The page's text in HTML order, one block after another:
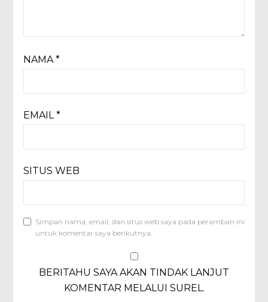
NAMA*
EMAIL*
SITUS WEB
Simpan nama, email, dan situs web saya pada peramban ini
untuk komentar saya berikutnya.
BERITAHU SAYA AKAN TINDAK LANJUT
KOMENTAR MELALUI SUREL.